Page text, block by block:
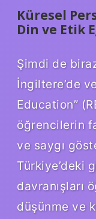
Küresel
Din ve Etik
Şimdi de
İngiltere’de
Education”
öğrencilerin
ve saygı
Türkiye’deki
davranışları
düşünme ve